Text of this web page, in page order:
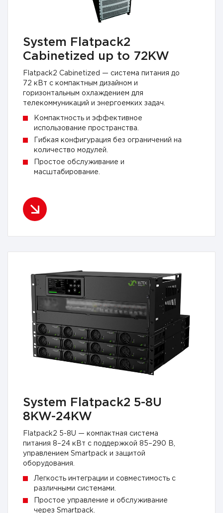
System Flatpack2
Cabinetized up to 72KW
Flatpack2 Cabinetized — система питания до
72 кВт с компактным дизайном и
горизонтальным охлаждением для
телекоммуникаций и энергоемких задач.
Компактность и эффективное
использование пространства.
Гибкая конфигурация без ограничений на
количество модулей.
Простое обслуживание и
масштабирование.
System Flatpack2 5-8U
8KW-24KW
Flatpack2 5-8U — компактная система
питания 8–24 кВт с поддержкой 85–290 В,
управлением Smartpack и защитой
оборудования.
Легкость интеграции и совместимость с
различными системами.
Простое управление и обслуживание
через Smartpack.